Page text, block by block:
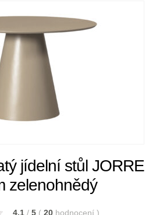
jídelní stůl JORRE
zelenohnědý
4.1 / 5 ( 20 hodnocení )